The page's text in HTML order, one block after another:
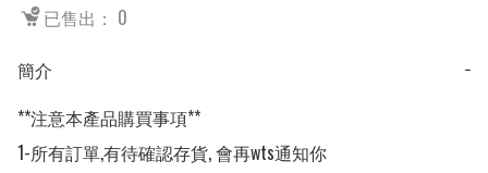
已售出： 0
簡介
−
**注意本產品購買事項**
1-所有訂單,有待確認存貨, 會再wts通知你